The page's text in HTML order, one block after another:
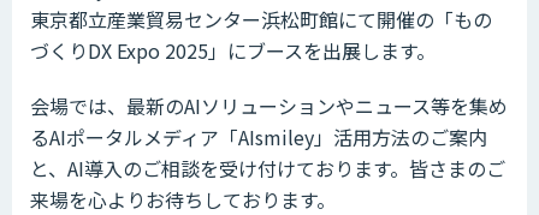
東京都立産業貿易センター浜松町館にて開催の「もの
づくりDX Expo 2025」にブースを出展します。
会場では、最新のAIソリューションやニュース等を集め
るAIポータルメディア「AIsmiley」活用方法のご案内
と、AI導入のご相談を受け付けております。皆さまのご
来場を心よりお待ちしております。